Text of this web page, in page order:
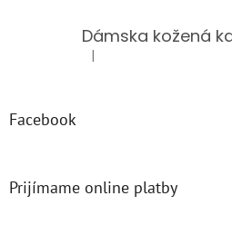
Hodnotenie produktu je
|
Facebook
Prijímame online platby